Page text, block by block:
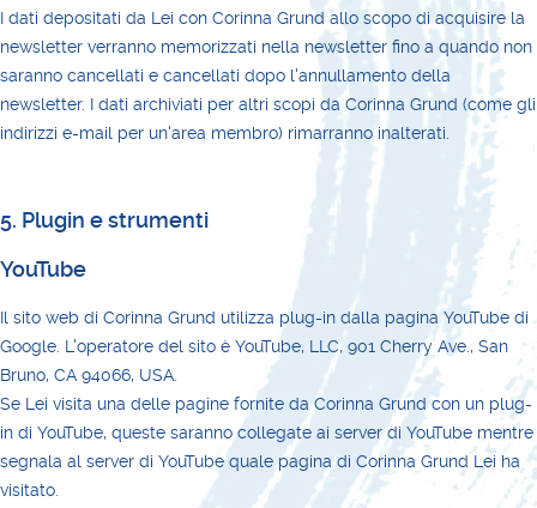
I dati depositati da Lei con Corinna Grund allo scopo di acquisire la
newsletter verranno memorizzati nella newsletter fino a quando non
saranno cancellati e cancellati dopo l'annullamento della
newsletter. I dati archiviati per altri scopi da Corinna Grund (come gli
indirizzi e-mail per un'area membro) rimarranno inalterati.
5. Plugin e strumenti
YouTube
Il sito web di Corinna Grund utilizza plug-in dalla pagina YouTube di
Google. L'operatore del sito è YouTube, LLC, 901 Cherry Ave., San
Bruno, CA 94066, USA.
Se Lei visita una delle pagine fornite da Corinna Grund con un plug-
in di YouTube, queste saranno collegate ai server di YouTube mentre
segnala al server di YouTube quale pagina di Corinna Grund Lei ha
visitato.